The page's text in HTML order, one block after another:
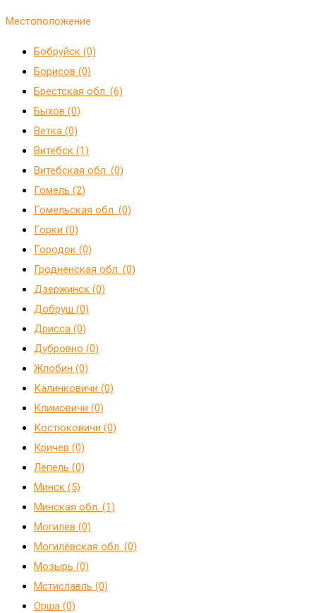
Местоположение
Бобруйск (0)
Борисов (0)
Брестская обл. (6)
Быхов (0)
Ветка (0)
Витебск (1)
Витебская обл. (0)
Гомель (2)
Гомельская обл. (0)
Горки (0)
Городок (0)
Гродненская обл. (0)
Дзержинск (0)
Добруш (0)
Дрисса (0)
Дубровно (0)
Жлобин (0)
Калинковичи (0)
Климовичи (0)
Костюковичи (0)
Кричев (0)
Лепель (0)
Минск (5)
Минская обл. (1)
Могилёв (0)
Могилёвская обл. (0)
Мозырь (0)
Мстиславль (0)
Орша (0)